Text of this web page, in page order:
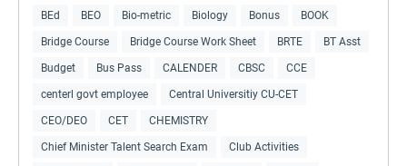
BEd BEO Bio-metric Biology Bonus BOOK
Bridge Course Bridge Course Work Sheet BRTE BT Asst
Budget Bus Pass CALENDER CBSC CCE
centerl govt employee Central Universitiy CU-CET
CEO/DEO CET CHEMISTRY
Chief Minister Talent Search Exam Club Activities